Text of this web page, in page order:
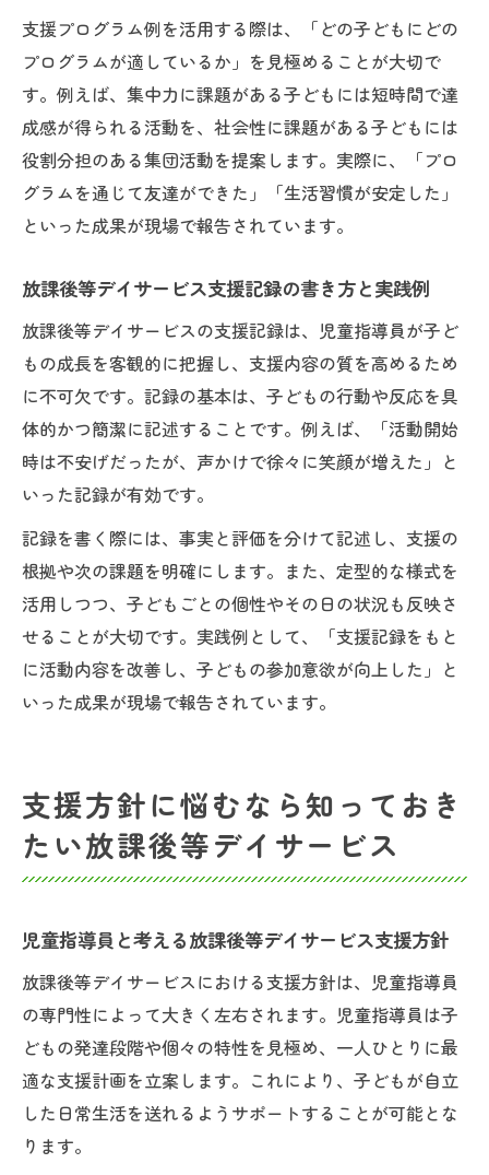
支援プログラム例を活用する際は、「どの子どもにどの
プログラムが適しているか」を見極めることが大切で
す。例えば、集中力に課題がある子どもには短時間で達
成感が得られる活動を、社会性に課題がある子どもには
役割分担のある集団活動を提案します。実際に、「プロ
グラムを通じて友達ができた」「生活習慣が安定した」
といった成果が現場で報告されています。
放課後等デイサービス支援記録の書き方と実践例
放課後等デイサービスの支援記録は、児童指導員が子ど
もの成長を客観的に把握し、支援内容の質を高めるため
に不可欠です。記録の基本は、子どもの行動や反応を具
体的かつ簡潔に記述することです。例えば、「活動開始
時は不安げだったが、声かけで徐々に笑顔が増えた」と
いった記録が有効です。
記録を書く際には、事実と評価を分けて記述し、支援の
根拠や次の課題を明確にします。また、定型的な様式を
活用しつつ、子どもごとの個性やその日の状況も反映さ
せることが大切です。実践例として、「支援記録をもと
に活動内容を改善し、子どもの参加意欲が向上した」と
いった成果が現場で報告されています。
支援方針に悩むなら知っておき
たい放課後等デイサービス
児童指導員と考える放課後等デイサービス支援方針
放課後等デイサービスにおける支援方針は、児童指導員
の専門性によって大きく左右されます。児童指導員は子
どもの発達段階や個々の特性を見極め、一人ひとりに最
適な支援計画を立案します。これにより、子どもが自立
した日常生活を送れるようサポートすることが可能とな
ります。